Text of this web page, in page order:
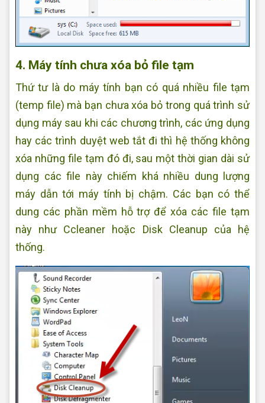
4. Máy tính chưa xóa bỏ file tạm
Thứ tư là do máy tính bạn có quá nhiều file tạm
(temp file) mà bạn chưa xóa bỏ trong quá trình sử
dụng máy sau khi các chương trình, các ứng dụng
hay các trình duyệt web tắt đi thì hệ thống không
xóa những file tạm đó đi, sau một thời gian dài sử
dụng các file này chiếm khá nhiều dung lượng
máy dẫn tới máy tính bị chậm. Các bạn có thể
dung các phần mềm hỗ trợ để xóa các file tạm
này như Ccleaner hoặc Disk Cleanup của hệ
thống.